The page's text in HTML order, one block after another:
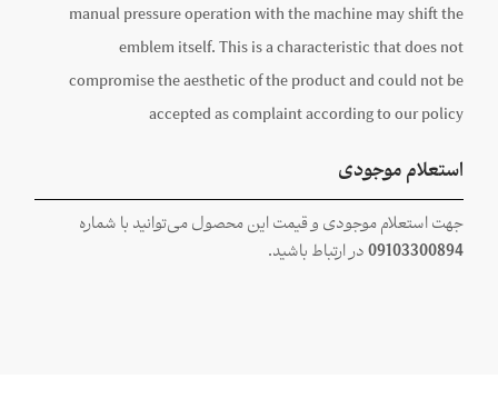
manual pressure operation with the machine may shift the
emblem itself. This is a characteristic that does not
compromise the aesthetic of the product and could not be
accepted as complaint according to our policy
استعلام موجودی
جهت استعلام موجودی و قیمت این محصول می‌توانید با شماره
09103300894در ارتباط باشید.